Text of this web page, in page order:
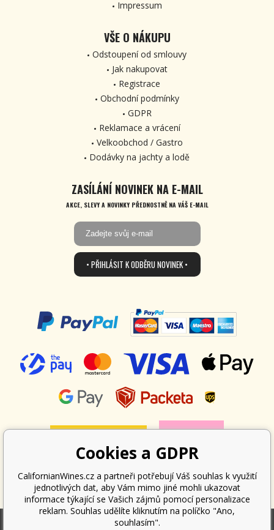
Impressum
VŠE O NÁKUPU
Odstoupení od smlouvy
Jak nakupovat
Registrace
Obchodní podmínky
GDPR
Reklamace a vrácení
Velkoobchod / Gastro
Dodávky na jachty a lodě
ZASÍLÁNÍ NOVINEK NA E-MAIL
AKCE, SLEVY A NOVINKY PŘEDNOSTNĚ NA VÁŠ E-MAIL
• PŘIHLÁSIT K ODBĚRU NOVINEK •
Cookies a GDPR
CalifornianWines.cz a partneři potřebují Váš souhlas k využití
jednotlivých dat, aby Vám mimo jiné mohli ukazovat
informace týkající se Vašich zájmů pomocí personalizace
reklam. Souhlas udělíte kliknutím na políčko "Ano,
souhlasím".